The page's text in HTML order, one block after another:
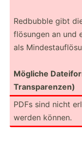
Redbubble gibt
flö­sungen an und
als
Mögliche
Transp­are­nzen)
PDFs sind nicht
werden können.